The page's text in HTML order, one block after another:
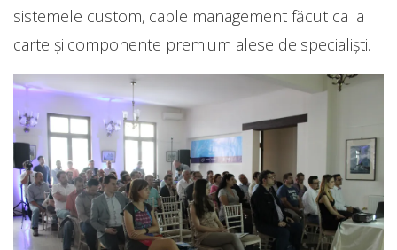
sistemele custom, cable management făcut ca la
carte și componente premium alese de specialiști.